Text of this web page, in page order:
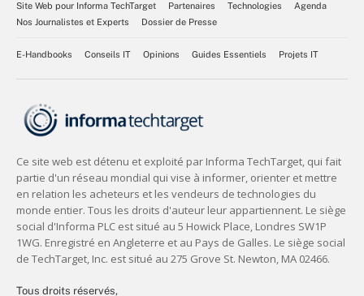
Site Web pour Informa TechTarget Partenaires Technologies
Agenda
Nos Journalistes et Experts
Dossier de Presse
E-Handbooks Conseils IT Opinions Guides Essentiels Projets IT
Tous droits réservés,